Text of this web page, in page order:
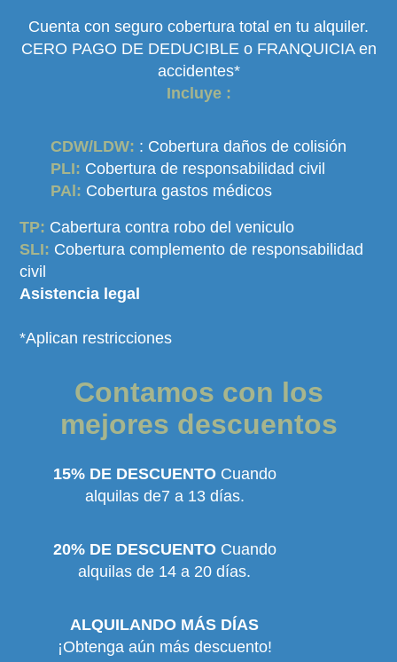
Cuenta con seguro cobertura total en tu alquiler.
CERO PAGO DE DEDUCIBLE o FRANQUICIA en
accidentes*
Incluye :
CDW/LDW: : Cobertura daños de colisión
PLI: Cobertura de responsabilidad civil
PAl: Cobertura gastos médicos
TP: Cabertura contra robo del veniculo
SLI: Cobertura complemento de responsabilidad
civil
Asistencia legal
*Aplican restricciones
Contamos con los
mejores descuentos
15% DE DESCUENTO Cuando
alquilas de7 a 13 días.
20% DE DESCUENTO Cuando
alquilas de 14 a 20 días.
ALQUILANDO MÁS DÍAS
¡Obtenga aún más descuento!